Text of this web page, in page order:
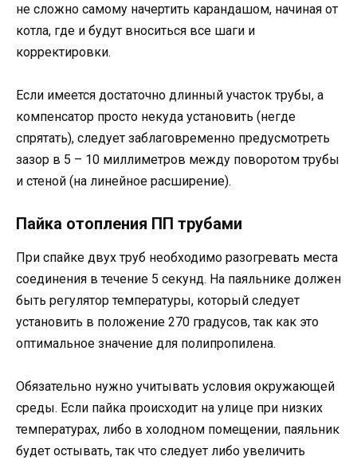
не сложно самому начертить карандашом, начиная от
котла, где и будут вноситься все шаги и
корректировки.
Если имеется достаточно длинный участок трубы, а
компенсатор просто некуда установить (негде
спрятать), следует заблаговременно предусмотреть
зазор в 5 – 10 миллиметров между поворотом трубы
и стеной (на линейное расширение).
Пайка отопления ПП трубами
При спайке двух труб необходимо разогревать места
соединения в течение 5 секунд. На паяльнике должен
быть регулятор температуры, который следует
установить в положение 270 градусов, так как это
оптимальное значение для полипропилена.
Обязательно нужно учитывать условия окружающей
среды. Если пайка происходит на улице при низких
температурах, либо в холодном помещении, паяльник
будет остывать, так что следует либо увеличить